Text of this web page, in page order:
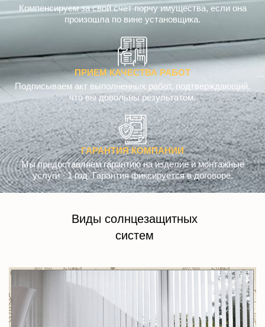
Компенсируем за свой счет порчу имущества, если она
произошла по вине установщика.
ПРИЕМ КАЧЕСТВА РАБОТ
Подписываем акт выполненных работ, подтверждающий,
что вы довольны результатом.
ГАРАНТИЯ КОМПАНИИ
Мы предоставляем гарантию на изделие и монтажные
услуги - 1 год. Гарантия фиксируется в договоре.
Виды солнцезащитных
систем